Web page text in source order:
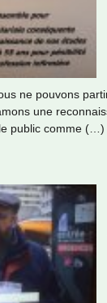
ne pou­­vons
une
public comme (…)